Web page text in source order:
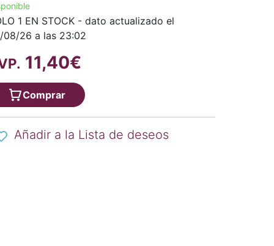
1 EN STOCK - dato actualizado el
08/26 a las 23:02
11,40€
Comprar
Añadir a la Lista de deseos